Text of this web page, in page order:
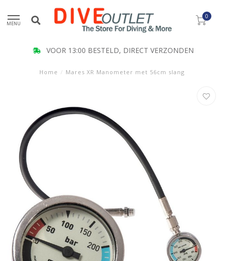
MENU
0
VOOR 13:00 BESTELD, DIRECT VERZONDEN
Home / Mares XR Manometer met 56cm slang